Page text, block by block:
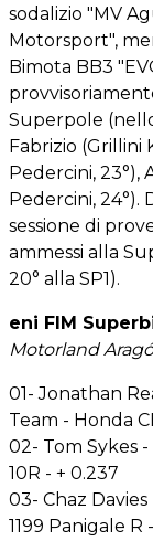
sodalizio "MV
Motorsport",
Bimota BB3
Superpole
Fabrizio (Grillini
Pedercini, 23°),
Pedercini, 24°).
sessione di
ammessi alla
20° alla SP1).
eni FIM
Motorland
01- Jonathan
Team - Honda
02- Tom Sykes -
10R - + 0.237
03- Chaz
1199 Panigale R